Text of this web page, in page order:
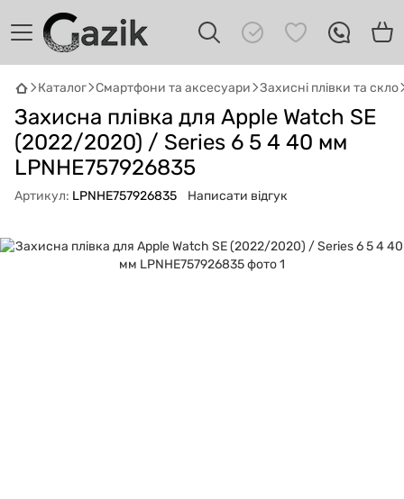
Каталог Смартфони та аксесуари Захисні плівки та скло
Захисна плівка для Apple Watch SE
(2022/2020) / Series 6 5 4 40 мм
LPNHE757926835
Артикул: LPNHE757926835 Написати відгук
Онлайн · пошук техніки
Привіт! 👋 Я Gazik AI — допоможу
Що шукаєш?